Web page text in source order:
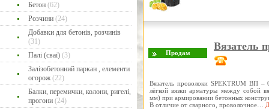
Бетон (62)
Розчини (24)
Добавки для бетонів, розчинів
(31)
Палі (сваї) (3)
Залізобетонний паркан , елементи
огорож (22)
Балки, перемички, колони, ригелі,
прогони (24)
Вязатель
Вязатель проволоки SPEKTRUM ВП
лёгкой вязки арматуры между собой
мм) при армировании бетонных
В отличие от сварного, проволочное…